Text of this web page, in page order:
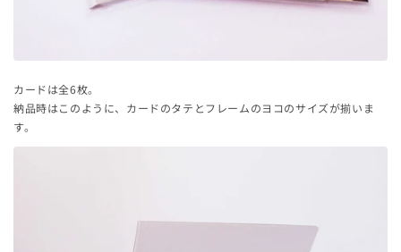
カードは全6枚。
納品時はこのように、カードのタテとフレームのヨコのサイズが揃いま
す。